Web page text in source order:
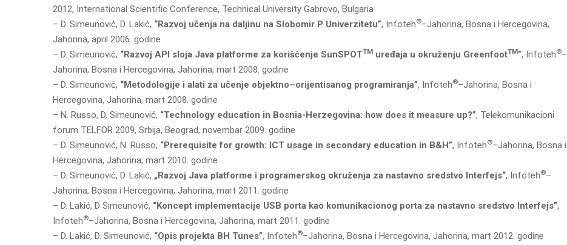
2012, International Scientific Conference, Technical University Gabrovo, Bulgaria
– D. Simeunović, D. Lakić, “Razvoj učenja na daljinu na Slobomir P Univerzitetu”, Infoteh®–Jahorina, Bosna i Hercegovina,
Jahorina, april 2006. godine
– D. Simeunović, “Razvoj API sloja Java platforme za korišćenje SunSPOTTM uređaja u okruženju GreenfootTM”, Infoteh®–
Jahorina, Bosna i Hercegovina, Jahorina, mart 2008. godine
– D. Simeunović, “Metodologije i alati za učenje objektno–orijentisanog programiranja”, Infoteh®–Jahorina, Bosna i
Hercegovina, Jahorina, mart 2008. godine
– N. Russo, D. Simeunović, “Technology education in Bosnia-Herzegovina: how does it measure up?”, Telekomunikacioni
forum TELFOR 2009, Srbija, Beograd, novembar 2009. godine
– D. Simeunović, N. Russo, “Prerequisite for growth: ICT usage in secondary education in B&H”, Infoteh®–Jahorina, Bosna i
Hercegovina, Jahorina, mart 2010. godine
– D. Simeunović, D. Lakić, „Razvoj Java platforme i programerskog okruženja za nastavno sredstvo Interfejs“, Infoteh®–
Jahorina, Bosna i Hercegovina, Jahorina, mart 2011. godine
– D. Lakić, D Simeunović, “Koncept implementacije USB porta kao komunikacionog porta za nastavno sredstvo Interfejs”,
Infoteh®–Jahorina, Bosna i Hercegovina, Jahorina, mart 2011. godine
– D. Lakić, D. Simeunović, “Opis projekta BH Tunes”, Infoteh®–Jahorina, Bosna i Hercegovina, Jahorina, mart 2012. godine